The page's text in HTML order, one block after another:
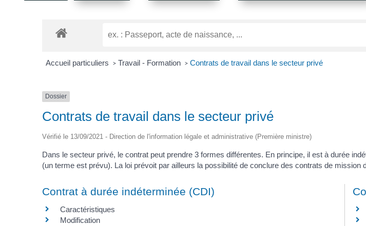
Accueil particuliers > Travail - Formation > Contrats de travail dans le secteur privé
Dossier
Contrats de travail dans le secteur privé
Vérifié le 13/09/2021 - Direction de l'information légale et administrative (Première ministre)
Dans le secteur privé, le contrat peut prendre 3 formes différentes. En principe, il est à durée
(un terme est prévu). La loi prévoit par ailleurs la possibilité de conclure des contrats de
Contrat à durée indéterminée (CDI)
Caractéristiques
Modification